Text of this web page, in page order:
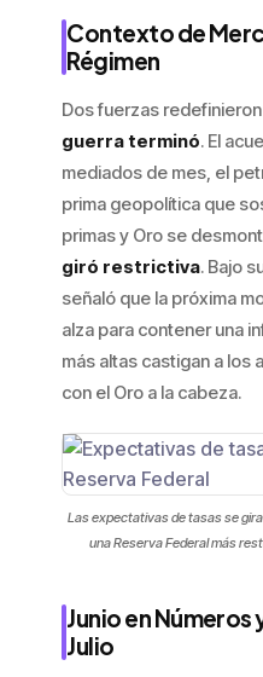
Contexto de
Régimen
Dos fuerzas
guerra terminó. El
mediados de mes, el
prima geopolítica que
primas y Oro se
giró restrictiva. Bajo
señaló que la próxima
alza para contener una
más altas castigan a los
con el Oro a la cabeza.
Las expectativas de tasas se
una Reserva Federal más
Junio en Números
Julio